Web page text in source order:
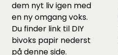
dem nyt liv igen med
en ny omgang voks.
Du finder link til DIY
bivoks papir nederst
på denne side.